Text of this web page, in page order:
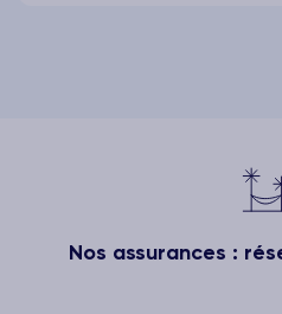
Nos assurances :